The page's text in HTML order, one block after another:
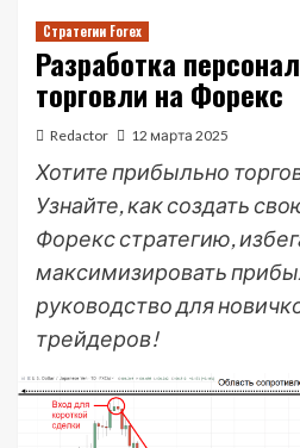
Стратегии Forex
Разработка
торговли на Форекс
Redactor 12 марта 2025
Хотите прибыльно
Узнайте, как создать
Форекс стратегию,
максимизировать
руководство для
трейдеров!